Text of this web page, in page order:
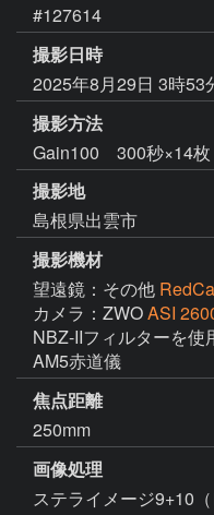
#127614
撮影日時
2025年8月29日 3時53
撮影方法
Gain100 300秒×14枚
撮影地
島根県出雲市
撮影機材
望遠鏡：その他
カメラ：ZWOASI
NBZ-IIフィルターを
AM5赤道儀
焦点距離
250mm
画像処理
ステライメージ9+10